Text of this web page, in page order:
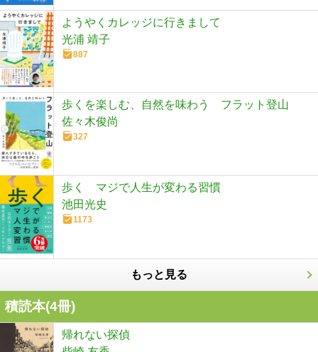
ようやくカレッジに行きまして
光浦 靖子
887
歩くを楽しむ、自然を味わう フラット登山
佐々木俊尚
327
歩く マジで人生が変わる習慣
池田光史
1173
もっと見る
積読本(4冊)
帰れない探偵